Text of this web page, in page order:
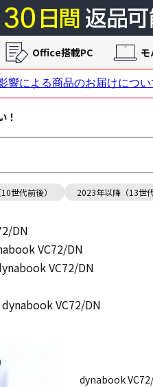
！
世代前後） 2023年以降（13世代
Office搭載PC モ
DN
VC72/DN
VC72/DN
dynabook VC72/DN
dynabook